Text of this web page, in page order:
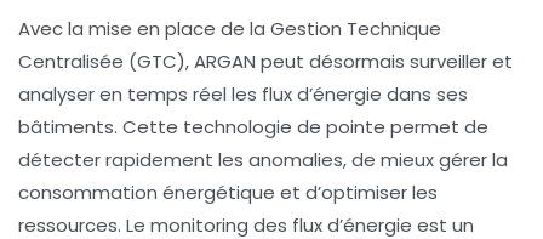
Avec la mise en place de la Gestion Technique
Centralisée (GTC), ARGAN peut désormais surveiller et
analyser en temps réel les flux d’énergie dans ses
bâtiments. Cette technologie de pointe permet de
détecter rapidement les anomalies, de mieux gérer la
consommation énergétique et d’optimiser les
ressources. Le monitoring des flux d’énergie est un